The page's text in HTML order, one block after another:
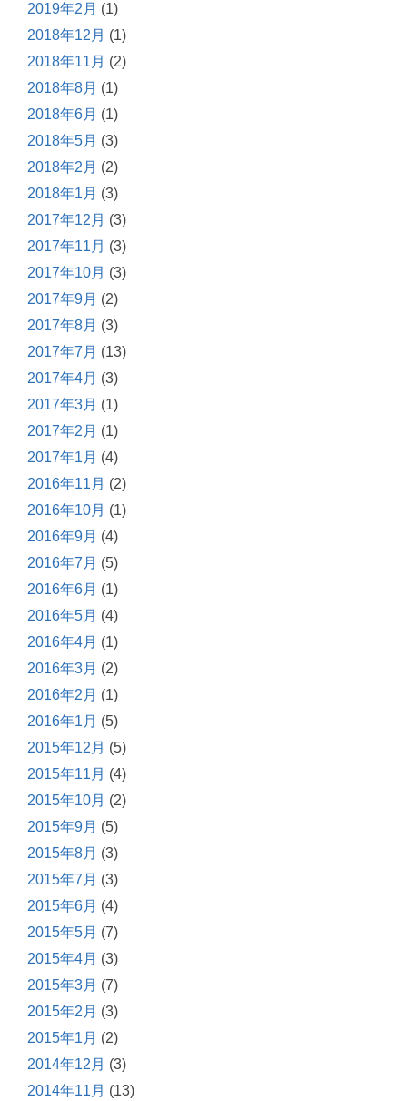
2019年2月 (1)
2018年12月 (1)
2018年11月 (2)
2018年8月 (1)
2018年6月 (1)
2018年5月 (3)
2018年2月 (2)
2018年1月 (3)
2017年12月 (3)
2017年11月 (3)
2017年10月 (3)
2017年9月 (2)
2017年8月 (3)
2017年7月 (13)
2017年4月 (3)
2017年3月 (1)
2017年2月 (1)
2017年1月 (4)
2016年11月 (2)
2016年10月 (1)
2016年9月 (4)
2016年7月 (5)
2016年6月 (1)
2016年5月 (4)
2016年4月 (1)
2016年3月 (2)
2016年2月 (1)
2016年1月 (5)
2015年12月 (5)
2015年11月 (4)
2015年10月 (2)
2015年9月 (5)
2015年8月 (3)
2015年7月 (3)
2015年6月 (4)
2015年5月 (7)
2015年4月 (3)
2015年3月 (7)
2015年2月 (3)
2015年1月 (2)
2014年12月 (3)
2014年11月 (13)